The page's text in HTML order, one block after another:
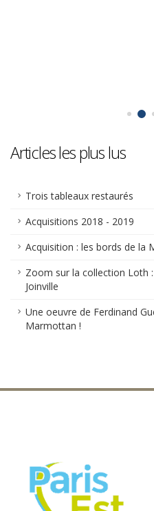
Articles les plus lus
Trois tableaux restaurés
Acquisitions 2018 - 2019
Acquisition : les bords de la
Zoom sur la collection Loth
Joinville
Une oeuvre de Ferdinand
Marmottan !